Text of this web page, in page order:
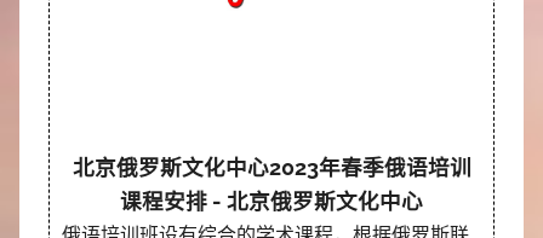
北京俄罗斯文化中心2023年春季俄语培训
课程安排 - 北京俄罗斯文化中心